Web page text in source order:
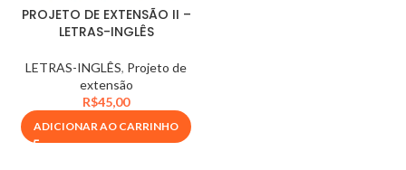
PROJETO DE EXTENSÃO II –
LETRAS-INGLÊS
LETRAS-INGLÊS, Projeto de
extensão
R$45,00
ADICIONAR AO CARRINHO